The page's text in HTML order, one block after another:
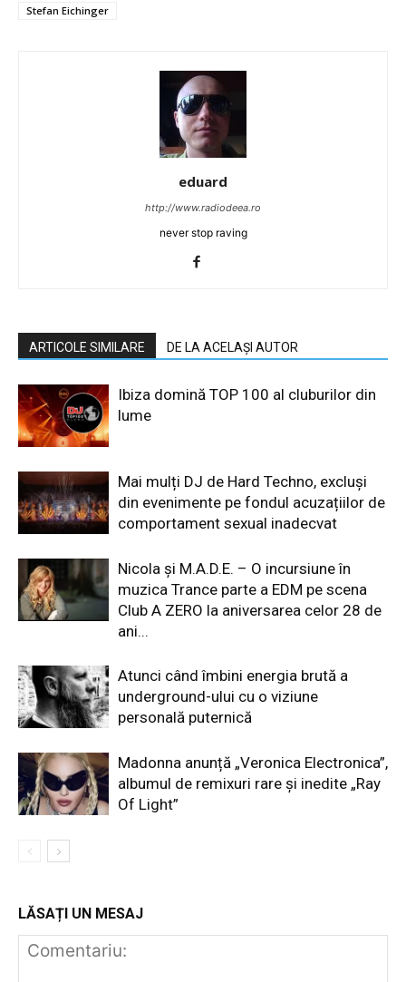
Stefan Eichinger
eduard
http://www.radiodeea.ro
never stop raving
ARTICOLE SIMILARE DE LA ACELAȘI AUTOR
Ibiza domină TOP 100 al cluburilor din
lume
Mai mulți DJ de Hard Techno, excluși
din evenimente pe fondul acuzațiilor de
comportament sexual inadecvat
Nicola și M.A.D.E. – O incursiune în
muzica Trance parte a EDM pe scena
Club A ZERO la aniversarea celor 28 de
ani...
Atunci când îmbini energia brută a
underground-ului cu o viziune
personală puternică
Madonna anunță „Veronica Electronica”,
albumul de remixuri rare și inedite „Ray
Of Light”
LĂSAȚI UN MESAJ